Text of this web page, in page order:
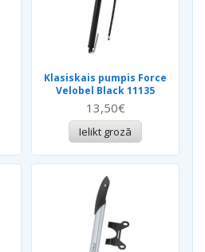
Klasiskais pumpis Force
Velobel Black 11135
13,50€
Ielikt grozā